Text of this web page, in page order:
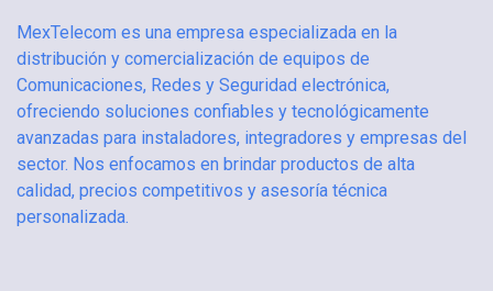
MexTelecom es una empresa especializada en la
distribución y comercialización de equipos de
Comunicaciones, Redes y Seguridad electrónica,
ofreciendo soluciones confiables y tecnológicamente
avanzadas para instaladores, integradores y empresas del
sector. Nos enfocamos en brindar productos de alta
calidad, precios competitivos y asesoría técnica
personalizada.